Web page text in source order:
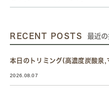
RECENT POSTS 最近の
本日のトリミング(高濃度炭酸泉,
2026.08.07